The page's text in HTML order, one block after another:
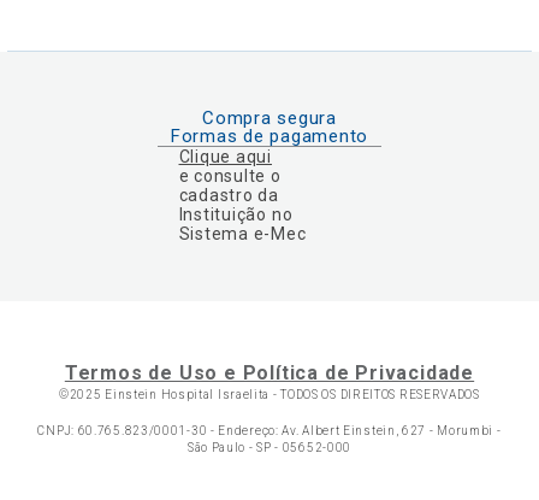
Compra segura
Formas de pagamento
Clique aqui
e consulte o
cadastro da
Instituição no
Sistema e-Mec
Termos de Uso e Política de Privacidade
©2025 Einstein Hospital Israelita -TODOS OS DIREITOS RESERVADOS
CNPJ: 60.765.823/0001-30 - Endereço: Av. Albert Einstein, 627 - Morumbi -
São Paulo - SP - 05652-000